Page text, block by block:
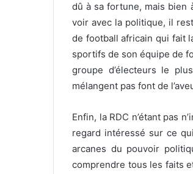
dû à sa fortune, mais bien
voir avec la politique, il
de football africain qui fait
sportifs de son équipe de
groupe d’électeurs le
mélangent pas font de
Enfin, la RDC n’étant pas
regard intéressé sur ce
arcanes du pouvoir
comprendre tous les faits